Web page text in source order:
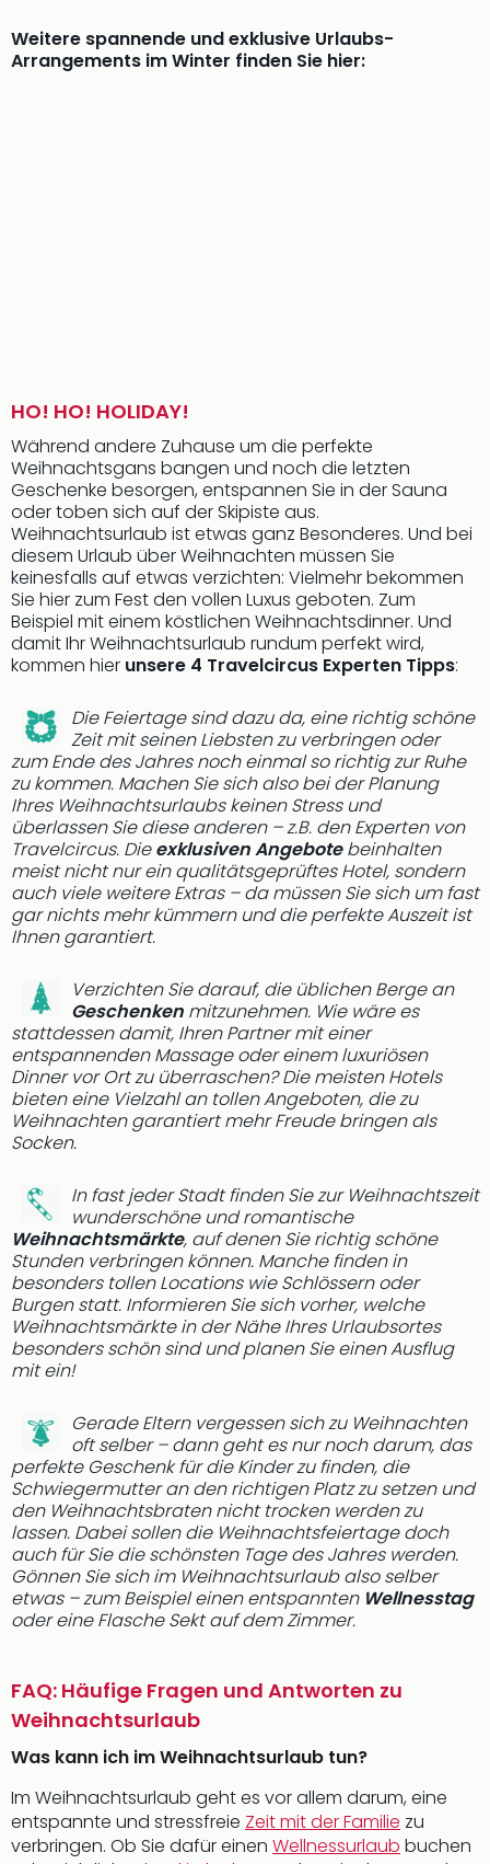
Weitere spannende und exklusive Urlaubs-
Arrangements im Winter finden Sie hier:
HO! HO! HOLIDAY!
Während andere Zuhause um die perfekte
Weihnachtsgans bangen und noch die letzten
Geschenke besorgen, entspannen Sie in der Sauna
oder toben sich auf der Skipiste aus.
Weihnachtsurlaub ist etwas ganz Besonderes. Und bei
diesem Urlaub über Weihnachten müssen Sie
keinesfalls auf etwas verzichten: Vielmehr bekommen
Sie hier zum Fest den vollen Luxus geboten. Zum
Beispiel mit einem köstlichen Weihnachtsdinner. Und
damit Ihr Weihnachtsurlaub rundum perfekt wird,
kommen hier unsere 4 Travelcircus Experten Tipps:
Die Feiertage sind dazu da, eine richtig schöne
Zeit mit seinen Liebsten zu verbringen oder
zum Ende des Jahres noch einmal so richtig zur Ruhe
zu kommen. Machen Sie sich also bei der Planung
Ihres Weihnachtsurlaubs keinen Stress und
überlassen Sie diese anderen – z.B. den Experten von
Travelcircus. Dieexklusiven Angebotebeinhalten
meist nicht nur ein qualitätsgeprüftes Hotel, sondern
auch viele weitere Extras – da müssen Sie sich um fast
gar nichts mehr kümmern und die perfekte Auszeit ist
Ihnen garantiert.
Verzichten Sie darauf, die üblichen Berge an
Geschenken mitzunehmen. Wie wäre es
stattdessen damit, Ihren Partner mit einer
entspannenden Massage oder einem luxuriösen
Dinner vor Ort zu überraschen? Die meisten Hotels
bieten eine Vielzahl an tollen Angeboten, die zu
Weihnachten garantiert mehr Freude bringen als
Socken.
In fast jeder Stadt finden Sie zur Weihnachtszeit
wunderschöne und romantische
Weihnachtsmärkte, auf denen Sie richtig schöne
Stunden verbringen können. Manche finden in
besonders tollen Locations wie Schlössern oder
Burgen statt. Informieren Sie sich vorher, welche
Weihnachtsmärkte in der Nähe Ihres Urlaubsortes
besonders schön sind und planen Sie einen Ausflug
mit ein!
Gerade Eltern vergessen sich zu Weihnachten
oft selber – dann geht es nur noch darum, das
perfekte Geschenk für die Kinder zu finden, die
Schwiegermutter an den richtigen Platz zu setzen und
den Weihnachtsbraten nicht trocken werden zu
lassen. Dabei sollen die Weihnachtsfeiertage doch
auch für Sie die schönsten Tage des Jahres werden.
Gönnen Sie sich im Weihnachtsurlaub also selber
etwas – zum Beispiel einen entspannten Wellnesstag
oder eine Flasche Sekt auf dem Zimmer.
FAQ: Häufige Fragen und Antworten zu
Weihnachtsurlaub
Was kann ich im Weihnachtsurlaub tun?
Im Weihnachtsurlaub geht es vor allem darum, eine
entspannte und stressfreie Zeit mit der Familie zu
verbringen. Ob Sie dafür einen Wellnessurlaub buchen